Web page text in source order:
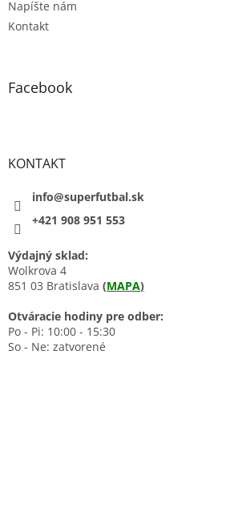
Napíšte nám
Kontakt
Facebook
KONTAKT
info@superfutbal.sk
+421 908 951 553
Výdajný sklad:
Wolkrova 4
851 03 Bratislava (MAPA)
Otváracie hodiny pre odber:
Po - Pi: 10:00 - 15:30
So - Ne: zatvorené